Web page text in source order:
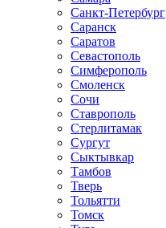
Санкт-Петербург
Саранск
Саратов
Севастополь
Симферополь
Смоленск
Сочи
Ставрополь
Стерлитамак
Сургут
Сыктывкар
Тамбов
Тверь
Тольятти
Томск